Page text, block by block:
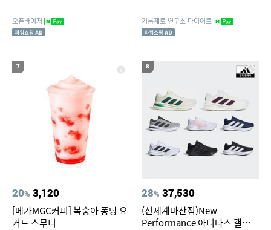
오픈바이저 기름제로 연구소 다이어트
7
20% 3,120
[메가MGC커피] 복숭아 퐁당 요
거트 스무디
8
28% 37,530
(신세계마산점)New
Performance 아디다스 갤럭시